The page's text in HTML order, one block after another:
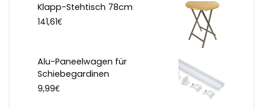
Klapp-Stehtisch 78cm
141,61€
Alu-Paneelwagen für
Schiebegardinen
9,99€